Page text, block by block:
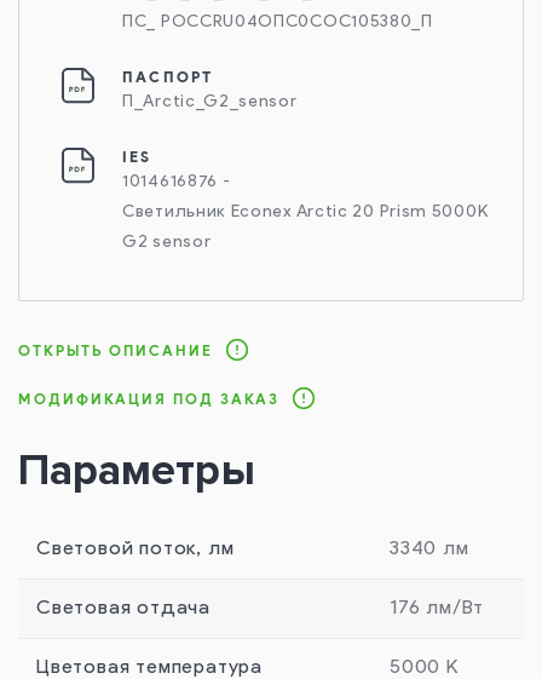
ПС_ РОССRU04ОПС0СОС105380_П
ПАСПОРТ
П_Arctic_G2_sensor
IES
1014616876 -
Светильник Econex Arctic 20 Prism 5000K
G2 sensor
ОТКРЫТЬ ОПИСАНИЕ
МОДИФИКАЦИЯ ПОД ЗАКАЗ
Параметры
Световой поток, лм 3340 лм
Световая отдача 176 лм/Вт
Цветовая температура 5000 К